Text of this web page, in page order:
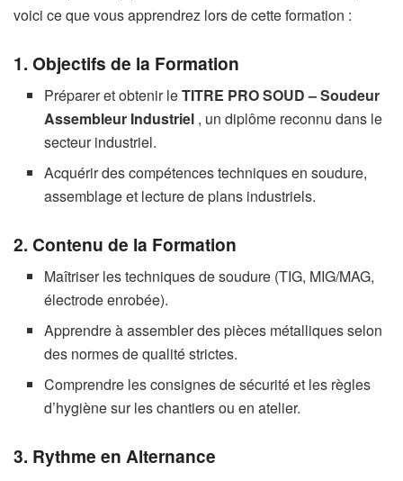
voici ce que vous apprendrez lors de cette formation :
1. Objectifs de la Formation
Préparer et obtenir leTITRE PRO SOUD – Soudeur
Assembleur Industriel , un diplôme reconnu dans le
secteur industriel.
Acquérir des compétences techniques en soudure,
assemblage et lecture de plans industriels.
2. Contenu de la Formation
Maîtriser les techniques de soudure (TIG, MIG/MAG,
électrode enrobée).
Apprendre à assembler des pièces métalliques selon
des normes de qualité strictes.
Comprendre les consignes de sécurité et les règles
d’hygiène sur les chantiers ou en atelier.
3. Rythme en Alternance